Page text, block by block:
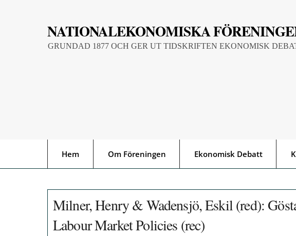
NATIONALEKONOMISKA
GRUNDAD 1877 OCH GER UT TIDSKRIFTEN EKONOMISK
Hem Om Föreningen Ekonomisk Debatt
Milner, Henry & Wadensjö, Eskil (red):
Labour Market Policies (rec)